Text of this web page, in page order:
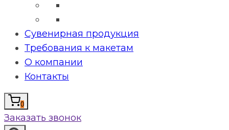
Сувенирная продукция
Требования к макетам
О компании
Контакты
0
Заказать звонок